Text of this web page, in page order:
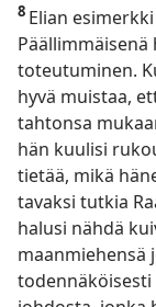
8 Elian
Päällimmäisenä
toteutuminen.
hyvä muistaa,
tahtonsa
hän kuulisi
tietää, mikä
tavaksi tutkia
halusi nähdä
maanmiehensä